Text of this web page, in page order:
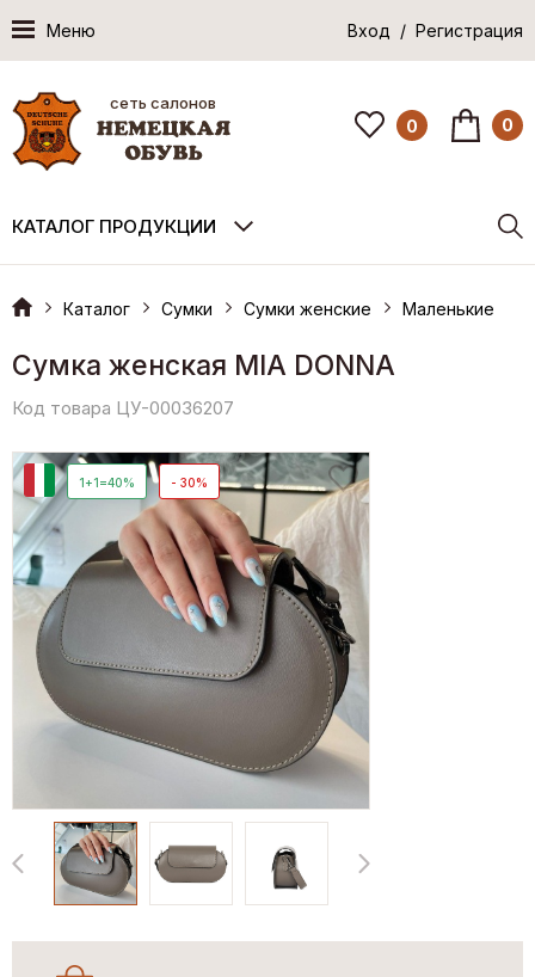
Меню Вход / Регистрация
сеть салонов
0 0
КАТАЛОГ ПРОДУКЦИИ
Каталог Сумки Сумки женские Маленькие
Сумка женская MIA DONNA
Код товара ЦУ-00036207
1+1=40% - 30%